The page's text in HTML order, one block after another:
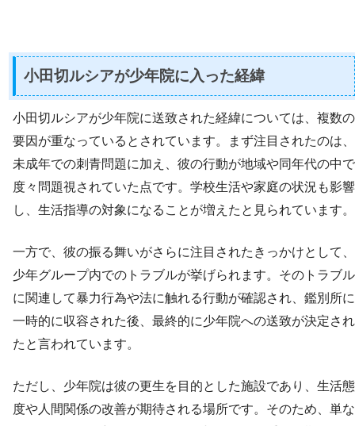
小田切ルシアが少年院に入った経緯
小田切ルシアが少年院に送致された経緯については、複数の
要因が重なっているとされています。まず注目されたのは、
未成年での刺青問題に加え、彼の行動が地域や同年代の中で
度々問題視されていた点です。学校生活や家庭の状況も影響
し、生活指導の対象になることが増えたと見られています。
一方で、彼の振る舞いがさらに注目されたきっかけとして、
少年グループ内でのトラブルが挙げられます。そのトラブル
に関連して暴力行為や法に触れる行動が確認され、鑑別所に
一時的に収容された後、最終的に少年院への送致が決定され
たと言われています。
ただし、少年院は彼の更生を目的とした施設であり、生活態
度や人間関係の改善が期待される場所です。そのため、単な